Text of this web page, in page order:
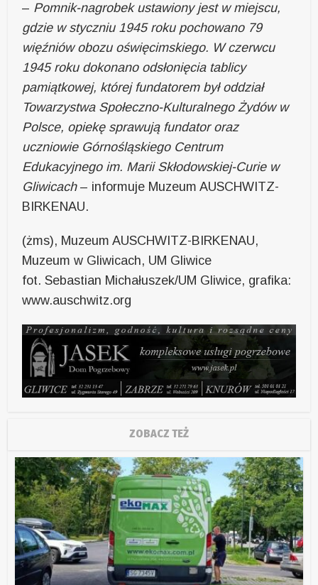
– Pomnik-nagrobek ustawiony jest w miejscu,
gdzie w styczniu 1945 roku pochowano 79
więźniów obozu oświęcimskiego. W czerwcu
1945 roku dokonano odsłonięcia tablicy
pamiątkowej, której fundatorem był oddział
Towarzystwa Społeczno-Kulturalnego Żydów w
Polsce, opiekę sprawują fundator oraz
uczniowie Górnośląskiego Centrum
Edukacyjnego im. Marii Skłodowskiej-Curie w
Gliwicach– informuje Muzeum AUSCHWITZ-
BIRKENAU.
(żms), Muzeum AUSCHWITZ-BIRKENAU,
Muzeum w Gliwicach, UM Gliwice
fot. Sebastian Michałuszek/UM Gliwice, grafika:
www.auschwitz.org
ZOBACZ TEŻ